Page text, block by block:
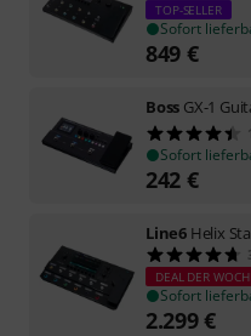
TOP-SELLER
Sofort
849 €
Boss GX-1
Sofort
242 €
Line6 Helix
DEAL DER
Sofort
2.299€